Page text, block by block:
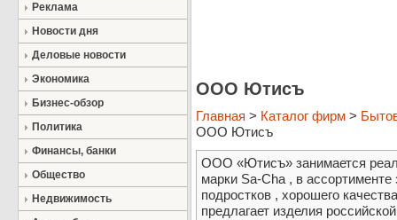
Реклама
Новости дня
Деловые новости
Экономика
Бизнес-обзор
Политика
Финансы, банки
Общество
Недвижимость
ООО Ютисъ
Главная > Каталог фирм >
ООО Ютисъ
ООО «Ютисъ» занимается
марки Sa-Cha , в
подростков , хорошего
предлагает изделия